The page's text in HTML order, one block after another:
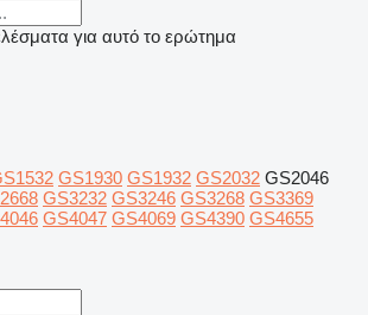
για αυτό το ερώτημα
GS1930 GS1932 GS2032 GS2046
GS3232 GS3246 GS3268 GS3369
GS4047 GS4069 GS4390 GS4655